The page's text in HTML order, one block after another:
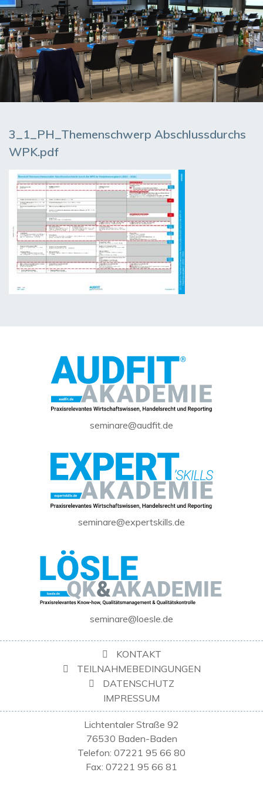
3_1_PH_Themenschwerp Abschlussdurchs
WPK.pdf
seminare@audfit.de
seminare@expertskills.de
seminare@loesle.de
KONTAKT
TEILNAHMEBEDINGUNGEN
DATENSCHUTZ
IMPRESSUM
Lichtentaler Straße 92
76530 Baden-Baden
Telefon: 07221 95 66 80
Fax: 07221 95 66 81